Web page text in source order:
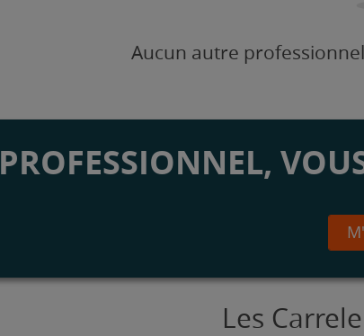
Aucun autre
PROFESSIONNEL,
Les